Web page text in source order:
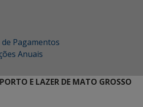
Pagamentos
Anuais
E LAZER DE MATO GROSSO